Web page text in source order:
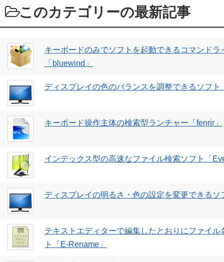
このカテゴリーの最新記事
キーボードのみでソフトを起動できるコマンドラ
「bluewind」
ディスプレイの色のバランスを調整できるソフト
キーボード操作主体の検索型ランチャー「fenrir」
インデックス型の高速なファイル検索ソフト「
ディスプレイの明るさ・色の設定を変更できる
テキストエディターで編集したとおりにファイ
ト「E-Rename」